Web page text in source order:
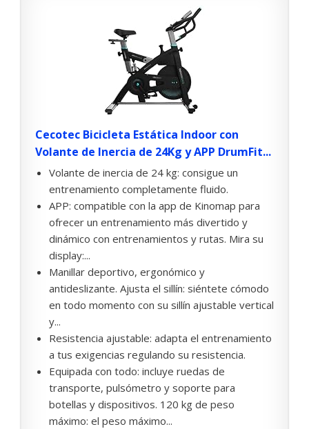
Cecotec Bicicleta Estática Indoor con
Volante de Inercia de 24Kg y APP DrumFit...
Volante de inercia de 24 kg: consigue un
entrenamiento completamente fluido.
APP: compatible con la app de Kinomap para
ofrecer un entrenamiento más divertido y
dinámico con entrenamientos y rutas. Mira su
display:...
Manillar deportivo, ergonómico y
antideslizante. Ajusta el sillín: siéntete cómodo
en todo momento con su sillín ajustable vertical
y...
Resistencia ajustable: adapta el entrenamiento
a tus exigencias regulando su resistencia.
Equipada con todo: incluye ruedas de
transporte, pulsómetro y soporte para
botellas y dispositivos. 120 kg de peso
máximo: el peso máximo...